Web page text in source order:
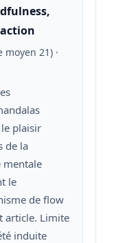
21) ·
plaisir
de la
mentale
le
de flow
article. Limite
induite